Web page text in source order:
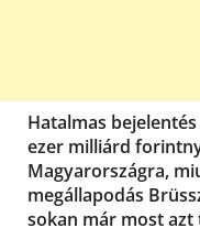
Hatalmas
ezer milliárd
Magyarországra,
megállapodás
sokan már most azt